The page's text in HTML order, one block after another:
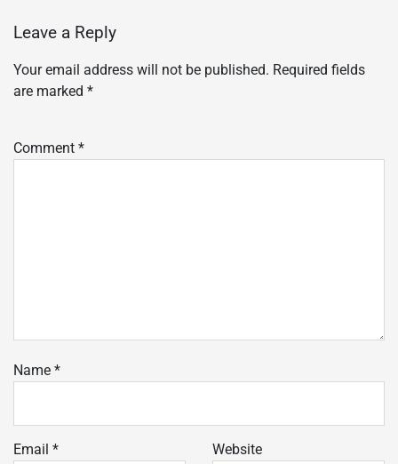
Leave a Reply
Your email address will not be published. Required fields
are marked *
Comment *
Name *
Email * Website